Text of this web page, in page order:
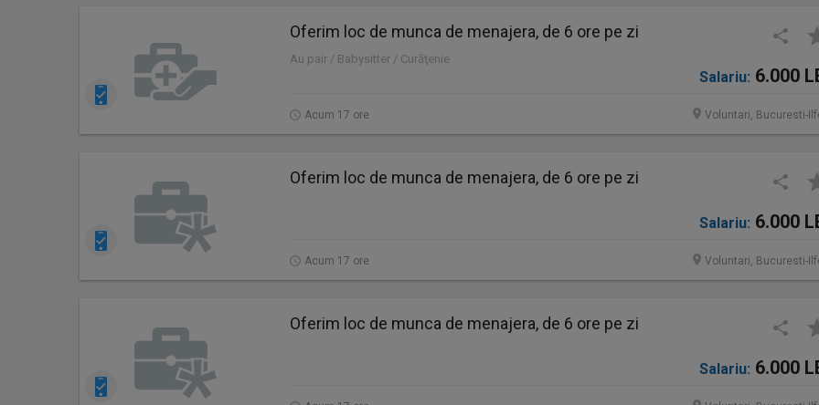
Oferim loc de munca de menajera, de 6 ore pe zi
Au pair / Babysitter / Curăţenie
Salariu: 6.000
Acum 17 ore Voluntari, Bucuresti-
Oferim loc de munca de menajera, de 6 ore pe zi
Salariu: 6.000
Acum 17 ore Voluntari, Bucuresti-
Oferim loc de munca de menajera, de 6 ore pe zi
Salariu: 6.000